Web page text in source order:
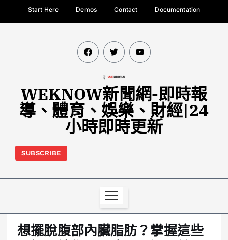
Start Here Demos Contact Documentation
WEKNOW新聞網-即時報
導、體育、娛樂、財經|24
小時即時更新
SUBSCRIBE
想擺脫腹部內臟脂肪？掌握這些